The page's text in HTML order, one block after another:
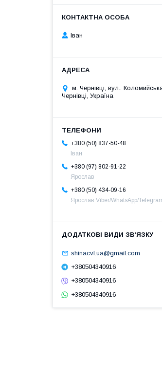
Іван
м. Чернівці, вул..
Чернівці, Україна
+380 (50) 837-50-48
Іван
+380 (97) 802-91-22
Ярослав
+380 (50) 434-09-16
Ярослав Viber/WhatsApp/
shinacvl.ua@gmail.com
+380504340916
+380504340916
+380504340916